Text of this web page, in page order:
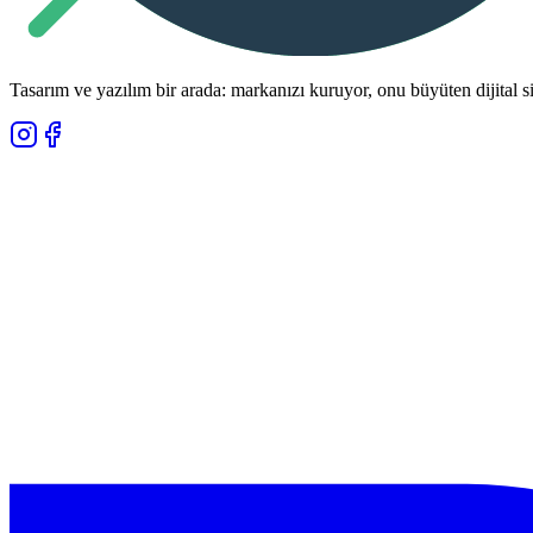
Tasarım ve yazılım bir arada: markanızı kuruyor, onu büyüten dijital